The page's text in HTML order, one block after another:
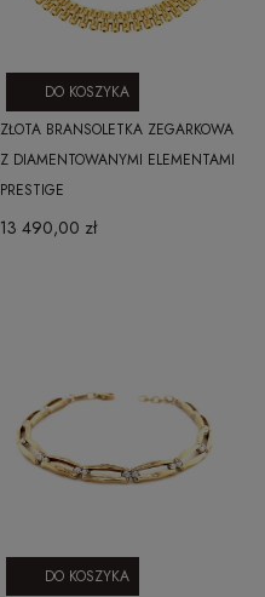
ZŁOTA BRANSOLETKA ZEGARKOWA
Z DIAMENTOWANYMI ELEMENTAMI
PRESTIGE
13 490,00 zł
DO KOSZYKA
DO KOSZYKA